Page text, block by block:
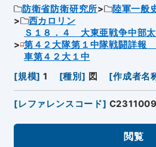
防衛省防衛研究所 陸軍一般
西カロリン
Ｓ１８．４ 大東亜戦争中部
第４２大隊第１中隊戦闘詳報
車第４２大１中
[規模] 1 [種別 ] 図 [作成者名
[レファレンスコード]
閲覧